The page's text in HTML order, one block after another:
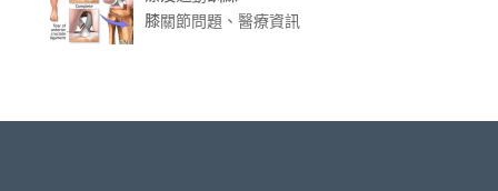
膝關節問題、醫療資訊